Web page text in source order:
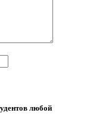
любой